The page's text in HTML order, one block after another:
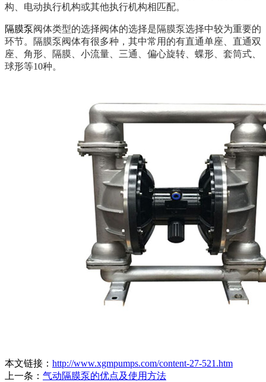
构、电动执行机构或其他执行机构相匹配。
隔膜泵阀体类型的选择阀体的选择是隔膜泵选择中较为重要的
环节。隔膜泵阀体有很多种，其中常用的有直通单座、直通双
座、角形、隔膜、小流量、三通、偏心旋转、蝶形、套筒式、
球形等10种。
本文链接： http://www.xgmpumps.com/content-27-521.htm
上一条： 气动隔膜泵的优点及使用方法